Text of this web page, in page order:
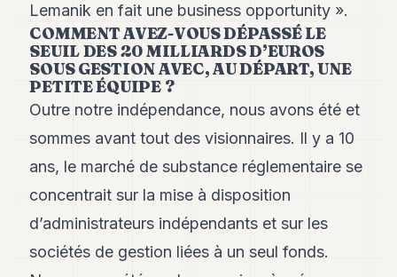
Andy
3
TECH
FINANCE
DE
ARTS
ASSURANCE
Lemanik en fait une business opportunity ».
COMMENT AVEZ-VOUS DÉPASSÉ LE
SEUIL DES 20 MILLIARDS D’EUROS
SOUS GESTION AVEC, AU DÉPART, UNE
PETITE ÉQUIPE ?
Outre notre indépendance, nous avons été et
sommes avant tout des visionnaires. Il y a 10
ans, le marché de substance réglementaire se
concentrait sur la mise à disposition
d’administrateurs indépendants et sur les
sociétés de gestion liées à un seul fonds.